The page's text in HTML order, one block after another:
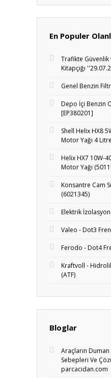
En Populer
Trafikte Güvenlik
Kitapçığı
Genel Benzin
Depo İçi Benzin
[EP380201]
Shell Helix HX8
Motor Yağı 4
Helix HX7 10W-
Motor Yağı
Konsantre Cam
(6021345)
Elektrik İzolasyon
Valeo - Dot3
Ferodo - Dot4
Kraftvoll -
(ATF)
Bloglar
Araçların Duman
Sebepleri Ve
parcacidan.com